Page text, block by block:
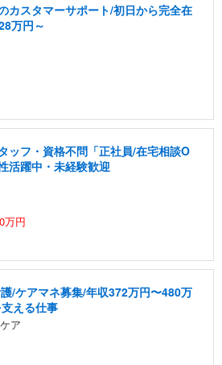
カスタマーサポート/初日から完全在
万円～
ッフ・資格不問「正社員/在宅相談O
活躍中・未経験歓迎
万円
/ケアマネ募集/年収372万円〜480万
える仕事
ア